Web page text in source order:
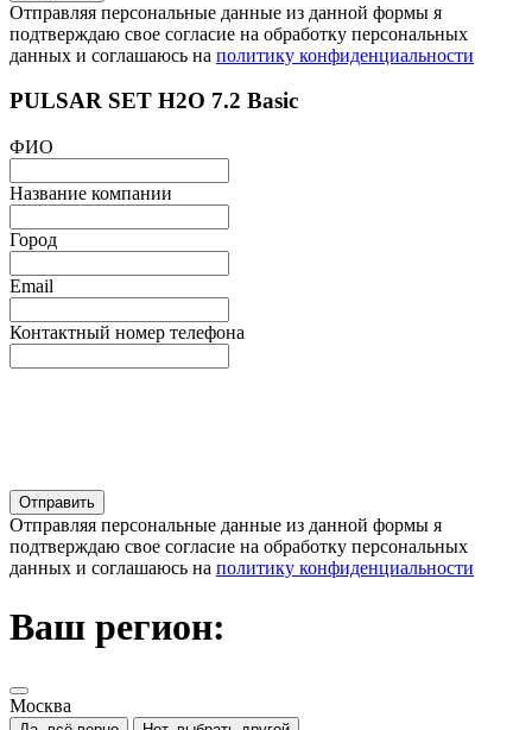
Отправляя персональные данные из данной формы я
подтверждаю свое согласие на обработку персональных
данных и соглашаюсь на политику конфиденциальности
PULSAR SET H2O 7.2 Basic
ФИО
Название компании
Город
Email
Контактный номер телефона
Отправляя персональные данные из данной формы я
подтверждаю свое согласие на обработку персональных
данных и соглашаюсь на политику конфиденциальности
Ваш регион:
Москва